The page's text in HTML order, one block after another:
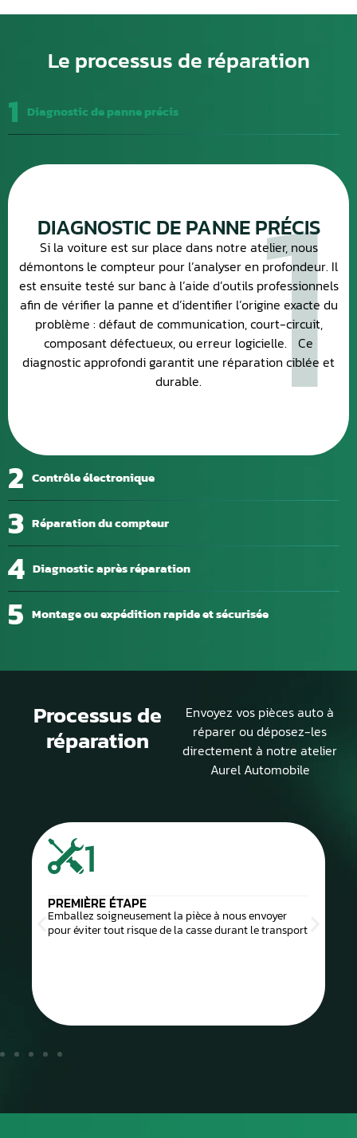
Le processus de réparation
1 Diagnostic de panne précis
2 Contrôle électronique
3 Réparation du compteur
4 Diagnostic après réparation
5 Montage ou expédition rapide et sécurisée
1
DIAGNOSTIC DE PANNE PRÉCIS
Si la voiture est sur place dans notre atelier, nous
démontons le compteur pour l’analyser en profondeur. Il
est ensuite testé sur banc à l’aide d’outils professionnels
afin de vérifier la panne et d’identifier l’origine exacte du
problème : défaut de communication, court-circuit,
composant défectueux, ou erreur logicielle. Ce
diagnostic approfondi garantit une réparation ciblée et
durable.
Processus de
réparation
Envoyez vos pièces auto à
réparer ou déposez-les
directement à notre atelier
Aurel Automobile
1
PREMIÈRE ÉTAPE
Emballez soigneusement la pièce à nous envoyer
pour éviter tout risque de la casse durant le transport